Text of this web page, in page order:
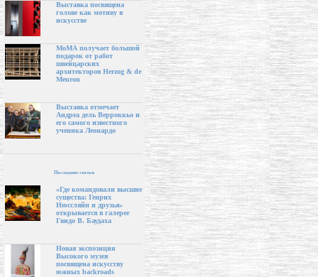
Выставка посвящена
голове как мотиву в
искусстве
МоМА получает большой
подарок от работ
швейцарских
архитекторов Herzog & de
Meuron
Выставка отмечает
Андреа дель Верроккьо и
его самого известного
ученика Леонардо
Последние статьи
«Где командовали высшие
существа: Генрих
Нюссляйн и друзья»
открывается в галерее
Гвидо В. Баудаха
Новая экспозиция
Высокого музея
посвящена искусству
южных backroads